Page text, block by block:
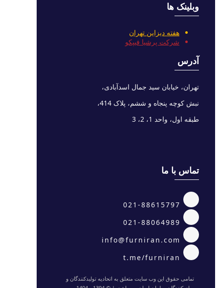
وبلینک ها
هفته دیزاین تهران
شرکت پرشیا فیپکو
آدرس
تهران، خیابان سید جمال اسدآبادی،
نبش کوچه پنجاه و ششم، پلاک 414،
طبقه اول، واحد 1، 2، 3
تماس با ما
تمامی حقوق این وب سایت متعلق به اتحادیه تولیدکنندگان و